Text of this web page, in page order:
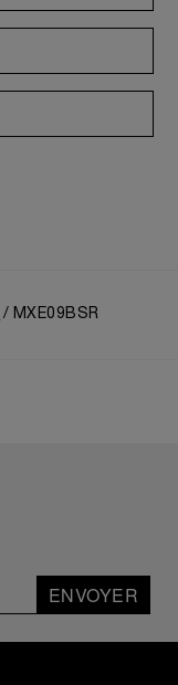
MXE09BSR
ENVOYER